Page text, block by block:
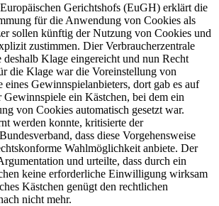
Gerichtshofs (EuGH) erklärt die
für die Anwendung von Cookies als
sollen künftig der Nutzung von Cookies und
zustimmen. Dier Verbraucherzentrale
deshalb Klage eingereicht und nun Recht
die Klage war die Voreinstellung von
eines Gewinnspielanbieters, dort gab es auf
Gewinnspiele ein Kästchen, bei dem ein
von Cookies automatisch gesetzt war.
werden konnte, kritisierte der
dass diese Vorgehensweise
Wahlmöglichkeit anbiete. Der
und urteilte, dass durch ein
keine erforderliche Einwilligung wirksam
Kästchen genügt den rechtlichen
nicht mehr.